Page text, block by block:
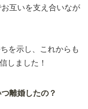
互いを支え合いなが
を示し、これからも
しました！
離婚したの？